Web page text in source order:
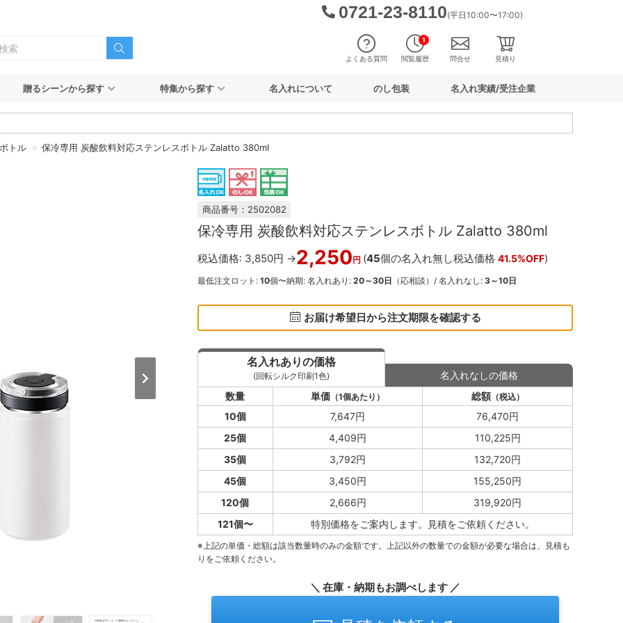
0721-23-8110(平日10:00〜17:00)
よくある質問 閲覧履歴
1
問合せ 見積り
贈るシーンから探す 特集から探す 名入れについて のし包装 名入れ実績/受注企業
トル 保冷専用 炭酸飲料対応ステンレスボトル Zalatto 380ml
商品番号：2502082
保冷専用 炭酸飲料対応ステンレスボトル Zalatto 380ml
税込価格: 3,850円 →2,250円 (45個の名入れ無し税込価格 41.5%OFF)
最低注文ロット: 10個〜納期: 名入れあり: 20～30日 （応相談）/ 名入れなし: 3～10日
お届け希望日から注文期限を確認する
名入れありの価格
(回転シルク印刷1色)
名入れなしの価格
数量
単価 （1個あたり） 総額（税込）
10個 7,647円
76,470円
25個
4,409円
110,225円
35個
3,792円
132,720円
45個
3,450円
155,250円
120個
2,666円
319,920円
121個〜
特別価格をご案内します。 見積をご依頼ください。
※上記の単価・総額は該当数量時のみの金額です。上記以外の数量での金額が必要な場合は、見積も
りをご依頼ください。
＼ 在庫・納期もお調べします ／